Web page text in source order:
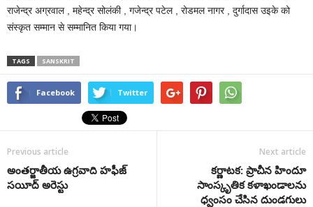
राजेन्द्र अग्रवाल , महेन्द्र सोलंकी , गजेन्द्र पटेल , रोडमल नागर , दुर्गादास उइके को
संस्कृत सम्मान से सम्मानित किया गया।
TAGS SANSKRIT
Facebook Twitter
Previous article
అంతర్జాతీయ ఉగ్రవాది హఫీజ్
సయీద్‌ అరెస్టు
Next article
కర్ణాటక: ప్రాచీన హిందూ
సాంస్కృతిక కళాఖండాలను
ధ్వంసం చేసిన దుండగులు